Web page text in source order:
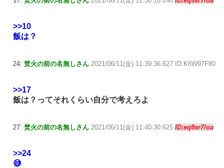
>>10
飯は？
24: 焚火の前の名無しさん 2021/06/11(金) 11:39:36.627 ID:K6W97Flf0
>>17
飯は？ってそれくらい自分で考えろよ
27: 焚火の前の名無しさん 2021/06/11(金) 11:40:30.625 ID:eq9xr7/oa
>>24
😅